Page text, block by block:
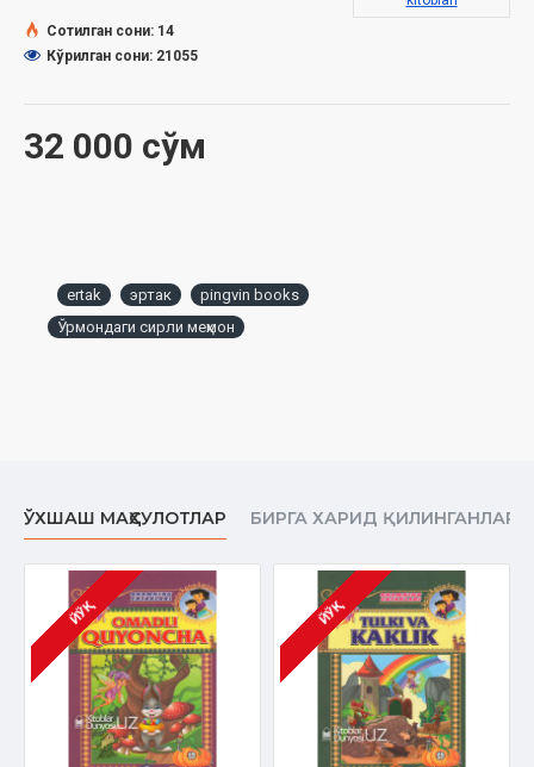
32 000 сўм
Сотилган сони: 14
Кўрилган сони: 21055
ertak эртак
pingvin books
Ўрмондаги сирли меҳмон
ЎХШАШ МАҲСУЛОТЛАР БИРГА ХАРИД ҚИЛИНГАНЛАР
ЙЎҚ ЙЎҚ